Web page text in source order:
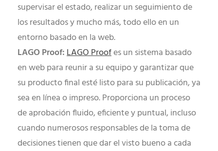
supervisar el estado, realizar un seguimiento de
los resultados y mucho más, todo ello en un
entorno basado en la web.
LAGO Proof:LAGO Proofes un sistema basado
en web para reunir a su equipo y garantizar que
su producto final esté listo para su publicación, ya
sea en línea o impreso. Proporciona un proceso
de aprobación fluido, eficiente y puntual, incluso
cuando numerosos responsables de la toma de
decisiones tienen que dar el visto bueno a cada